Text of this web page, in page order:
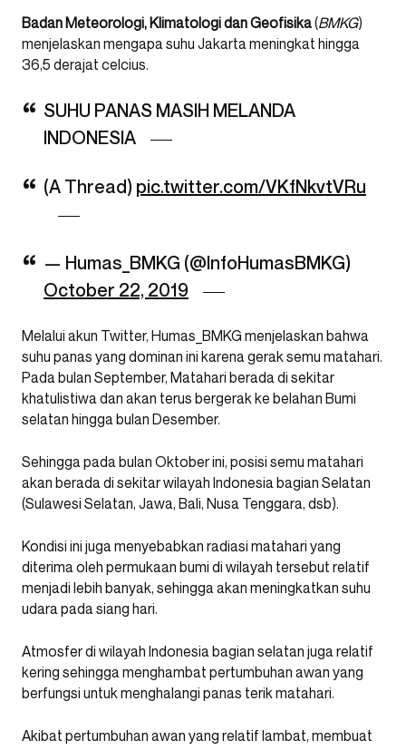
Badan Meteorologi, Klimatologi dan Geofisika(BMKG)
menjelaskan mengapa suhu Jakarta meningkat hingga
36,5 derajat celcius.
SUHU PANAS MASIH MELANDA
INDONESIA
(A Thread) pic.twitter.com/VKfNkvtVRu
— Humas_BMKG (@InfoHumasBMKG)
October 22, 2019
Melalui akun Twitter, Humas_BMKG menjelaskan bahwa
suhu panas yang dominan ini karena gerak semu matahari.
Pada bulan September, Matahari berada di sekitar
khatulistiwa dan akan terus bergerak ke belahan Bumi
selatan hingga bulan Desember.
Sehingga pada bulan Oktober ini, posisi semu matahari
akan berada di sekitar wilayah Indonesia bagian Selatan
(Sulawesi Selatan, Jawa, Bali, Nusa Tenggara, dsb).
Kondisi ini juga menyebabkan radiasi matahari yang
diterima oleh permukaan bumi di wilayah tersebut relatif
menjadi lebih banyak, sehingga akan meningkatkan suhu
udara pada siang hari.
Atmosfer di wilayah Indonesia bagian selatan juga relatif
kering sehingga menghambat pertumbuhan awan yang
berfungsi untuk menghalangi panas terik matahari.
Akibat pertumbuhan awan yang relatif lambat, membuat